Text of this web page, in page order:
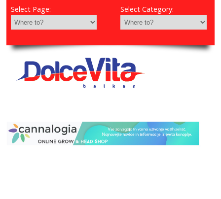
Select Page: Select Category: